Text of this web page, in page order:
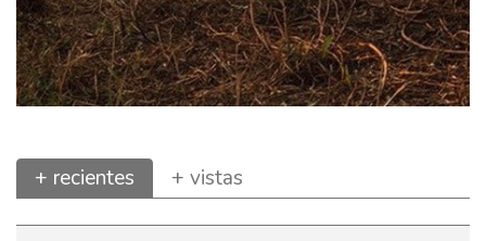
+ recientes + vistas